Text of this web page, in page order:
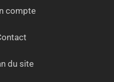
compte
du site